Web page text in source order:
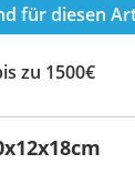
für diesen
zu 1500€